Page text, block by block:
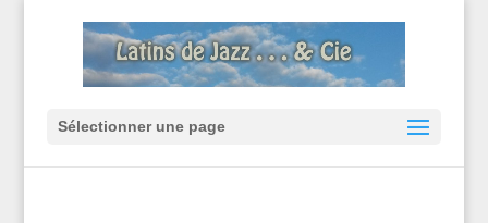
Sélectionner une page